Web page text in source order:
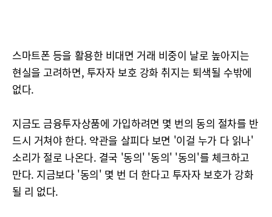
스마트폰 등을 활용한 비대면 거래 비중이 날로 높아지는
현실을 고려하면, 투자자 보호 강화 취지는 퇴색될 수밖에
없다.
지금도 금융투자상품에 가입하려면 몇 번의 동의 절차를 반
드시 거쳐야 한다. 약관을 살피다 보면 '이걸 누가 다 읽나'
소리가 절로 나온다. 결국 '동의' '동의' '동의'를 체크하고
만다. 지금보다 '동의' 몇 번 더 한다고 투자자 보호가 강화
될 리 없다.